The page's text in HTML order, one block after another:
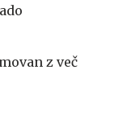
z več